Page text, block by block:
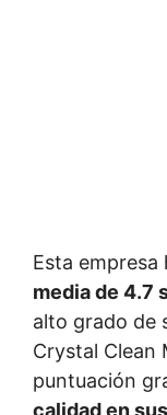
Esta empresa
media de 4.7
alto grado de
Crystal Clean
puntuación
calidad en